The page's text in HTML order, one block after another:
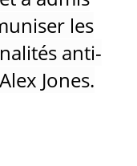
les
anti-
Jones.